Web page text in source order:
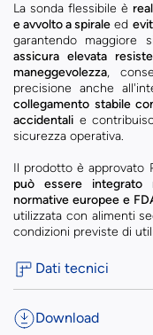
La sonda flessibile è
e avvolto a spirale ed
garantendo maggiore
assicura elevata
maneggevolezza,
precisione anche
collegamento stabile
accidentali e
sicurezza operativa.
Il prodotto è approvato
può essere integrato
normative europee e
utilizzata con alimenti
condizioni previste di
Dati tecnici
Download